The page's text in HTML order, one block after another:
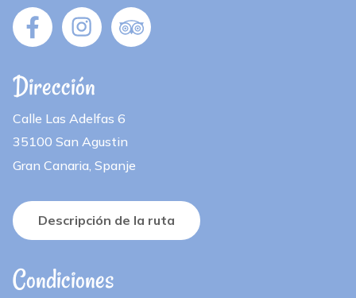
Dirección
Calle Las Adelfas 6
35100 San Agustin
Gran Canaria, Spanje
Descripción de la ruta
Condiciones